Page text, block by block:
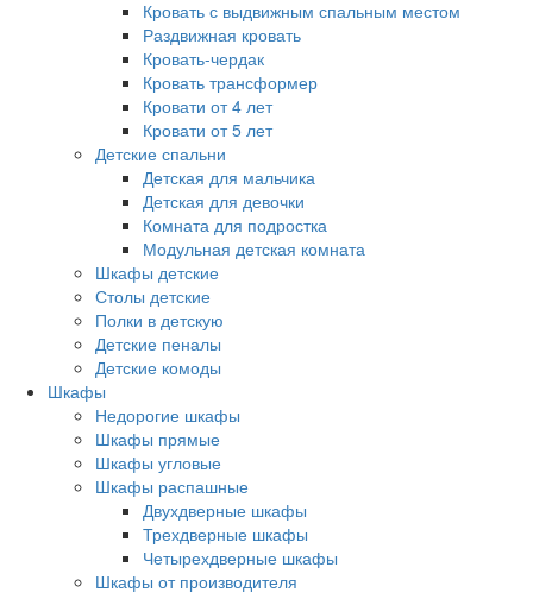
Кровать с выдвижным спальным местом
Раздвижная кровать
Кровать-чердак
Кровать трансформер
Кровати от 4 лет
Кровати от 5 лет
Детские спальни
Детская для мальчика
Детская для девочки
Комната для подростка
Модульная детская комната
Шкафы детские
Столы детские
Полки в детскую
Детские пеналы
Детские комоды
Шкафы
Недорогие шкафы
Шкафы прямые
Шкафы угловые
Шкафы распашные
Двухдверные шкафы
Трехдверные шкафы
Четырехдверные шкафы
Шкафы от производителя